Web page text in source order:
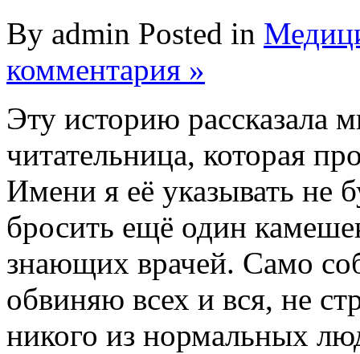
By admin Posted in
комментария »
Эту историю рассказала
читательница, которая
Имени я её указывать не
бросить ещё один
знающих врачей. Само
обвиняю всех и вся, не
никого из нормальных